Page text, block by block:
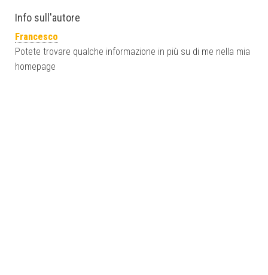
Info sull'autore
Francesco
Potete trovare qualche informazione in più su di me nella mia
homepage